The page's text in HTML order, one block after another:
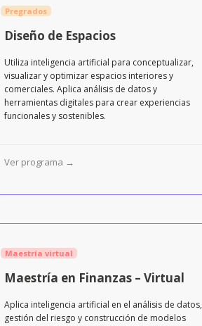
Pregrados
Diseño de Espacios
Utiliza inteligencia artificial para conceptualizar,
visualizar y optimizar espacios interiores y
comerciales. Aplica análisis de datos y
herramientas digitales para crear experiencias
funcionales y sostenibles.
Ver programa →
Maestría virtual
Maestría en Finanzas – Virtual
Aplica inteligencia artificial en el análisis de datos,
gestión del riesgo y construcción de modelos